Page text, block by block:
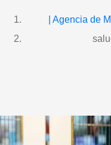
| Agencia de